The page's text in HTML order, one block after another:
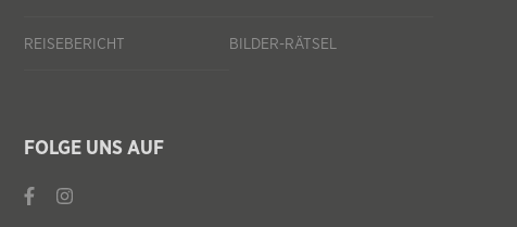
REISEBERICHT BILDER-RÄTSEL
FOLGE UNS AUF